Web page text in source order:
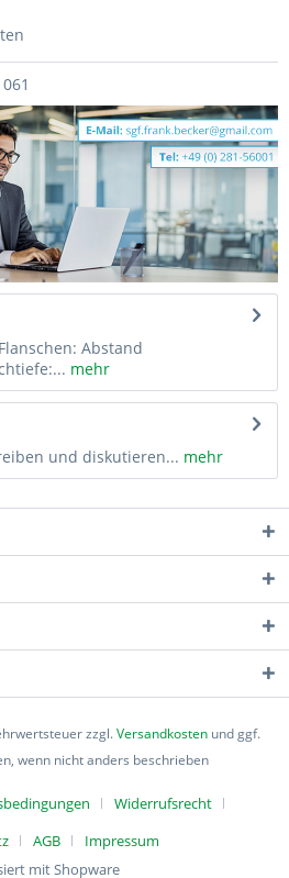
Abstand
mehr
und diskutieren... mehr
zzgl.Versandkosten und ggf.
wenn nicht anders beschrieben
Widerrufsrecht
AGB
Impressum
mit Shopware